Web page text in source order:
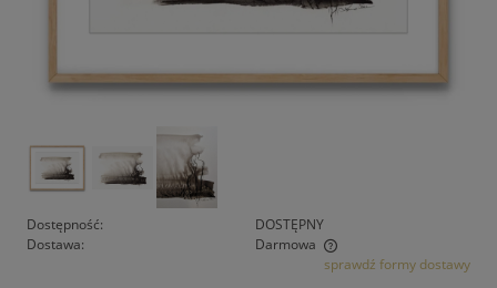
Dostępność:
DOSTĘPNY
Dostawa:
Darmowa
Cena nie zawiera ewentualnych kosztów płatnościsprawdź formy dostawy